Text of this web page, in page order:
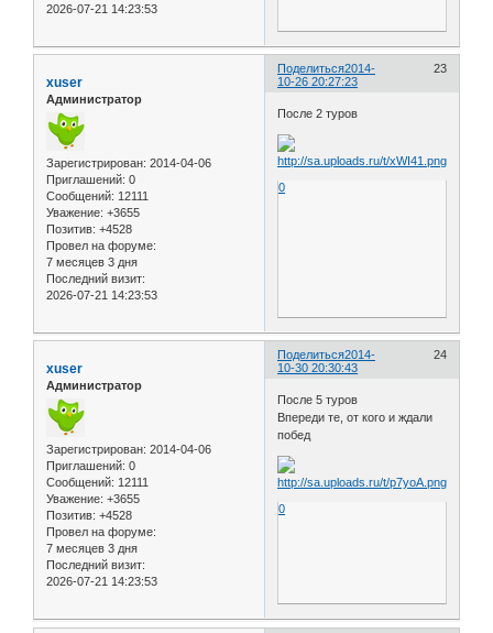
2026-07-21 14:23:53
Поделиться 23
2014-
10-26 20:27:23
xuser
Администратор
Зарегистрирован: 2014-04-06
Приглашений: 0
Сообщений: 12111
Уважение: +3655
Позитив: +4528
Провел на форуме:
7 месяцев 3 дня
Последний визит:
2026-07-21 14:23:53
После 2 туров
0
Поделиться 24
2014-
10-30 20:30:43
xuser
Администратор
Зарегистрирован: 2014-04-06
Приглашений: 0
Сообщений: 12111
Уважение: +3655
Позитив: +4528
Провел на форуме:
7 месяцев 3 дня
Последний визит:
2026-07-21 14:23:53
После 5 туров
Впереди те, от кого и ждали
побед
0